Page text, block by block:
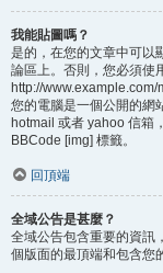
我能貼圖嗎？
是的，在您的文章中可以
論區上。否則，您必須使
http://
您的電腦是一個公開的網
hotmail 或者 yahoo 信箱
BBCode [img] 標籤。
回頂端
全域公告是甚麼？
全域公告包含重要的資訊
個版面的最頂端和包含您